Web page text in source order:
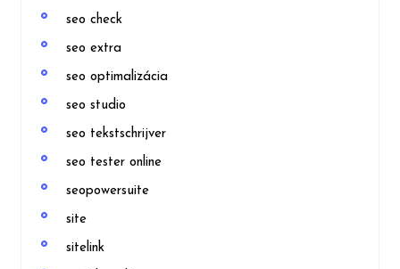
seo check
seo extra
seo optimalizácia
seo studio
seo tekstschrijver
seo tester online
seopowersuite
site
sitelink